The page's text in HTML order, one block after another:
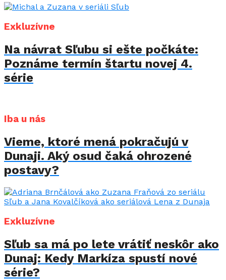
Exkluzívne
Na návrat Sľubu si ešte počkáte:
Poznáme termín štartu novej 4.
série
Iba u nás
Vieme, ktoré mená pokračujú v
Dunaji. Aký osud čaká ohrozené
postavy?
Exkluzívne
Sľub sa má po lete vrátiť neskôr ako
Dunaj: Kedy Markíza spustí nové
série?